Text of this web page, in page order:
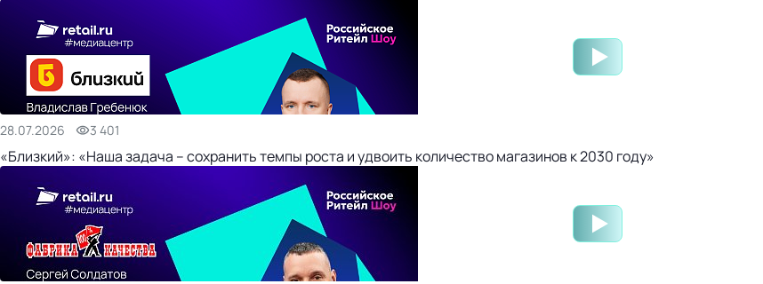
28.07.2026 3 401
«Близкий»: «Наша задача – сохранить темпы роста и удвоить количество магазинов к 2030 году»